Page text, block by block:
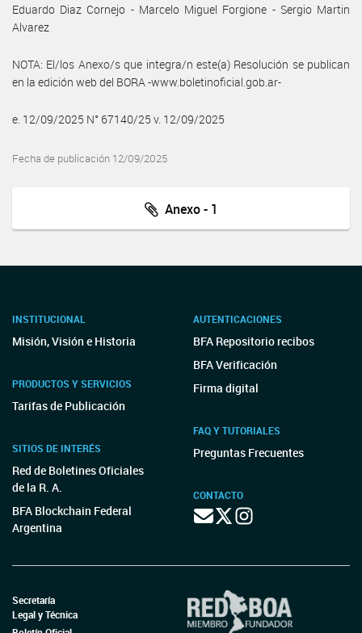
Eduardo Diaz Cornejo - Marcelo Miguel Forgione - Sergio Martin
Alvarez
NOTA: El/los Anexo/s que integra/n este(a) Resolución se publican
en la edición web del BORA -www.boletinoficial.gob.ar-
e. 12/09/2025 N° 67140/25 v. 12/09/2025
Fecha de publicación 12/09/2025
Anexo - 1
INSTITUCIONAL
Misión, Visión e Historia
PRODUCTOS Y SERVICIOS
Tarifas de Publicación
SITIOS DE INTERÉS
Red de Boletines Oficiales
de la R. A.
BFA Blockchain Federal
Argentina
AUTENTICACIONES
BFA Repositorio recibos
BFA Verificación
Firma digital
FAQ Y TUTORIALES
Preguntas Frecuentes
CONTACTO
Secretaría
Legal y Técnica